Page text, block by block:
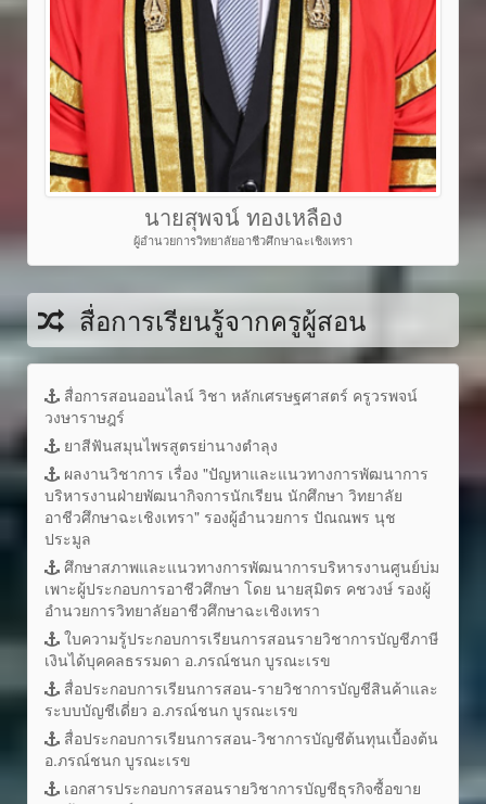
นายสุพจน์ ทองเหลือง
ผู้อำนวยการวิทยาลัยอาชีวศึกษาฉะเชิงเทรา
สื่อการเรียนรู้จากครูผู้สอน
สื่อการสอนออนไลน์ วิชา หลักเศรษฐศาสตร์ ครูวรพจน์
วงษาราษฎร์
ยาสีฟันสมุนไพรสูตรย่านางตำลุง
ผลงานวิชาการ เรื่อง "ปัญหาและแนวทางการพัฒนาการ
บริหารงานฝ่ายพัฒนากิจการนักเรียน นักศึกษา วิทยาลัย
อาชีวศึกษาฉะเชิงเทรา" รองผู้อำนวยการ ปัณณพร นุช
ประมูล
ศึกษาสภาพและแนวทางการพัฒนาการบริหารงานศูนย์บ่ม
เพาะผู้ประกอบการอาชีวศึกษา โดย นายสุมิตร คชวงษ์ รองผู้
อำนวยการวิทยาลัยอาชีวศึกษาฉะเชิงเทรา
ใบความรู้ประกอบการเรียนการสอนรายวิชาการบัญชีภาษี
เงินได้บุคคลธรรมดา อ.ภรณ์ชนก บูรณะเรข
สื่อประกอบการเรียนการสอน-รายวิชาการบัญชีสินค้าและ
ระบบบัญชีเดี่ยว อ.ภรณ์ชนก บูรณะเรข
สื่อประกอบการเรียนการสอน-วิชาการบัญชีต้นทุนเบื้องต้น
อ.ภรณ์ชนก บูรณะเรข
เอกสารประกอบการสอนรายวิชาการบัญชีธุรกิจซื้อขาย